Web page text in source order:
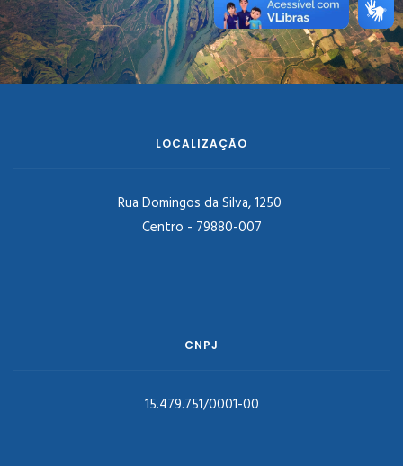
LOCALIZAÇÃO
Rua Domingos da Silva, 1250
Centro - 79880-007
CNPJ
15.479.751/0001-00